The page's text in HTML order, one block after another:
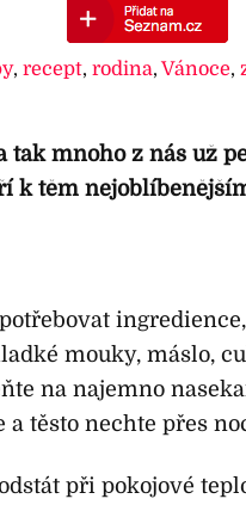
, recept, rodina, Vánoce,
tak mnoho z nás už
k těm
mouky, máslo,
na najemno
těsto nechte přes
při pokojové